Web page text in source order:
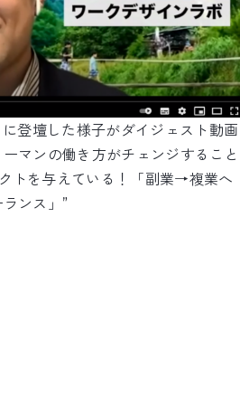
登壇した様子がダイジェスト動画
マンの働き方がチェンジすること
トを与えている！「副業→複業へ
ンス」”